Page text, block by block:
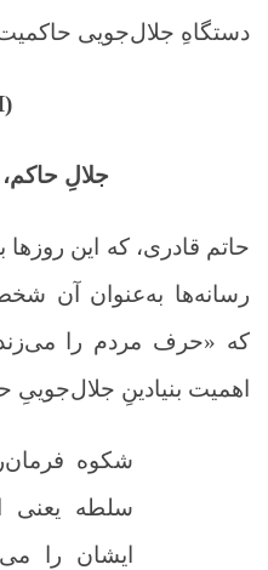
دستگاهِ جلال‌جویی حاکمیت
(II)
جلالِ
حاتم قادری، که این روزها
رسانه‌ها به‌عنوان آن
که «حرف مردم را
اهمیت بنیادینِ جلال‌جوییِ
شکوه
سلطه یعنی
ایشان را